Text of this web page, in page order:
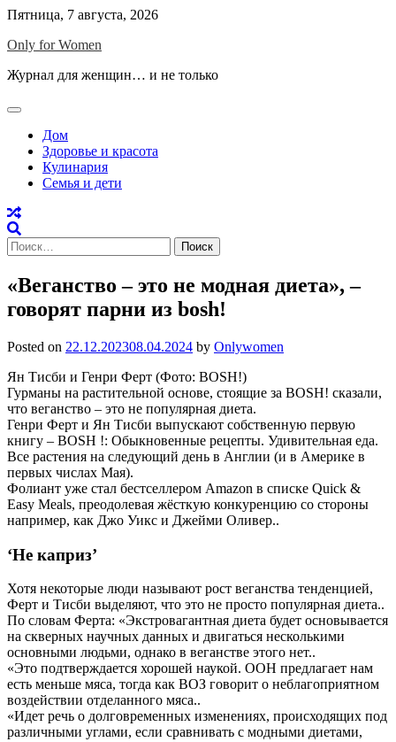
Skip
content
Пятница, 7 августа, 2026
Only for Women
Журнал для женщин… и не только
Дом
Здоровье и красота
Кулинария
Семья и дети
Найти:
«Веганство – это не модная диета», –
говорят парни из bosh!
Posted on 22.12.202308.04.2024 by Onlywomen
Ян Тисби и Генри Ферт (Фото: BOSH!)
Гурманы на растительной основе, стоящие за BOSH! сказали,
что веганство – это не популярная диета.
Генри Ферт и Ян Тисби выпускают собственную первую
книгу – BOSH !: Обыкновенные рецепты. Удивительная еда.
Все растения на следующий день в Англии (и в Америке в
первых числах Мая).
Фолиант уже стал бестселлером Amazon в списке Quick &
Easy Meals, преодолевая жёсткую конкуренцию со стороны
например, как Джо Уикс и Джейми Оливер..
‘Не каприз’
Хотя некоторые люди называют рост веганства тенденцией,
Ферт и Тисби выделяют, что это не просто популярная диета..
По словам Ферта: «Экстровагантная диета будет основывается
на скверных научных данных и двигаться несколькими
основными людьми, однако в веганстве этого нет..
«Это подтверждается хорошей наукой. ООН предлагает нам
есть меньше мяса, тогда как ВОЗ говорит о неблагоприятном
воздействии отделанного мяса..
«Идет речь о долговременных изменениях, происходящих под
различными углами, если сравнивать с модными диетами,